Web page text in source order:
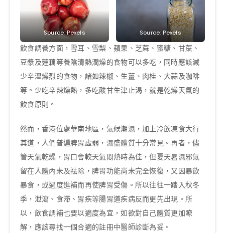
Source: Pexels Source: Pexels
飲食調養方面，雪耳、雪梨、蘋果、芝蔴、蜜糖、甘蔗、
豆漿及蓮藕等養陰清熱潤燥的食物可以多吃，同時應該減
少辛溫燥烈的食物，諸如辣椒、生薑、肉桂、大蒜及咖啡
等。少吃辛辣燥熱，多吃酸甘生津止渴，就是乾燥天氣的
飲食原則。
然而，香港位處華南地區，氣候潮濕，加上冷飲凍食大行
其道，人們普遍脾胃虛弱，濕盛體質十分常見。再者，儘
管天氣乾燥，胃口會較天氣悶熱時為佳，但夏天暑濕邪氣
留在人體內未及祛除，脾胃功能尚未完全恢復，又因暴飲
暴食，或過度進補而再使脾胃受傷。所以往往一踏入秋冬
季，泄瀉、食滯、胃疾等腸胃道疾病反而更先出現。所
以，飲食調補也要以適度為宜，如欲對自己體質更加瞭
解，應該尋找一個合適的註冊中醫師診斷為妥。